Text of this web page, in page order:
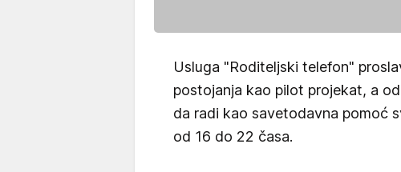
Usluga "Roditeljski telefon"
postojanja kao pilot projekat, a
da radi kao savetodavna pomoć
od 16 do 22 časa.